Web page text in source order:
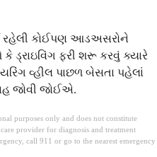
કોઈપણ આડઅસરોને
ડ્રાઇવિંગ ફરી શરૂ કરવું ક્યારે
વ્હીલ પાછળ બેસતા પહેલાં
જોવી જોઈએ.
purposes only and does not constitute
provider for diagnosis and treatment
call 911 or go to the nearest emergency